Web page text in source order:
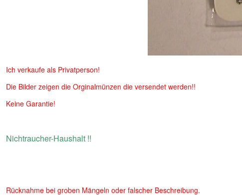
Ich verkaufe als Privatperson!
Die Bilder zeigen die Orginalmünzen die versendet werden!!
Keine Garantie!
Nichtraucher-Haushalt !!
Rücknahme bei groben Mängeln oder falscher Beschreibung.